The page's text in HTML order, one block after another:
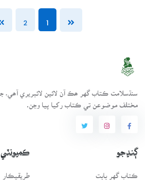
1
مختلف موضوعن تي ڪتاب رکيا پيا وڃن.
ڳنڍجو
ڪتاب گهر بابت
ڪميونٽي
طريقيڪار